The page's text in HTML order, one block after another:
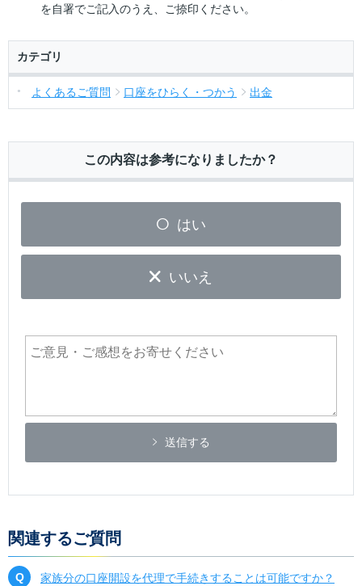
を自署でご記入のうえ、ご捺印ください。
カテゴリ
よくあるご質問 口座をひらく・つかう 出金
この内容は参考になりましたか？
はい
いいえ
送信する
関連するご質問
家族分の口座開設を代理で手続きすることは可能ですか？